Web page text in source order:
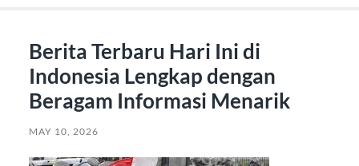
Berita Terbaru Hari Ini di
Indonesia Lengkap dengan
Beragam Informasi Menarik
MAY 10, 2026